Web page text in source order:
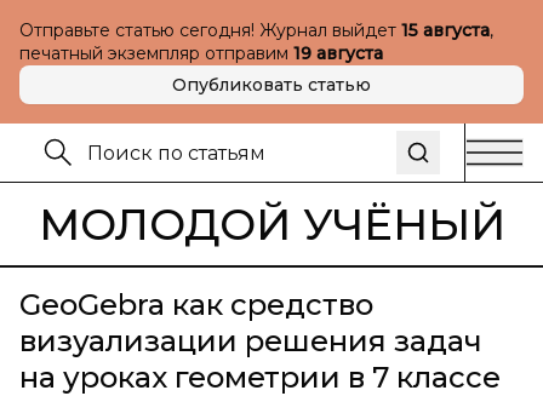
Отправьте статью сегодня! Журнал выйдет 15 августа,
печатный экземпляр отправим 19 августа
Опубликовать статью
МОЛОДОЙ УЧЁНЫЙ
GeoGebra как средство
визуализации решения задач
на уроках геометрии в 7 классе